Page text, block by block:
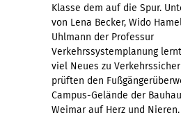
Klasse dem auf die Spur.
von Lena Becker, Wido
Uhlmann der Professur
Verkehrssystemplanung
viel Neues zu
prüften den
Campus-Gelände der
Weimar auf Herz und Nieren.